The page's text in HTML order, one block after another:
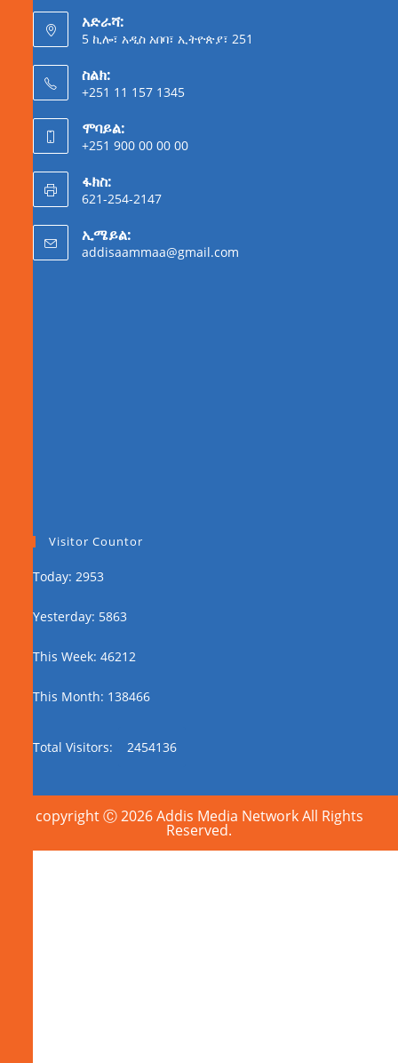
አድራሻ:
5 ኪሎ፣ አዲስ አበባ፣ ኢትዮጵያ፣ 251
ስልክ:
+251 11 157 1345
ሞባይል:
+251 900 00 00 00
ፋክስ:
621-254-2147
ኢሜይል:
addisaammaa@gmail.com
Visitor Countor
Today: 2953
Yesterday: 5863
This Week: 46212
This Month: 138466
Total Visitors: 2454136
copyright Ⓒ 2026 Addis Media Network All Rights
Reserved.